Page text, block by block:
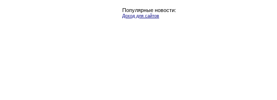
Популярные новости:
Доход для сайтов